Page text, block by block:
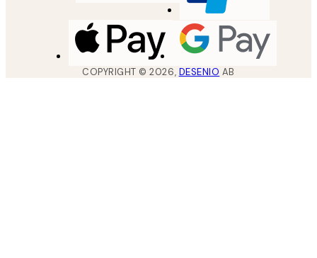
COPYRIGHT ©2026, DESENIO AB